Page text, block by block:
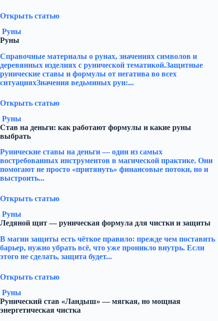
Открыть статью
Руны
Руны
Справочные материалы о рунах, значениях символов и
деревянных изделиях с рунической тематикой.Защитные
рунические ставы и формулы от негатива во всех
ситуацияхЗначения ведьминых рун:...
Открыть статью
Руны
Став на деньги: как работают формулы и какие руны
выбрать
Рунические ставы на деньги — один из самых
востребованных инструментов в магической практике. Они
помогают не просто «притянуть» финансовые потоки, но и
выстроить...
Открыть статью
Руны
Ледяной щит — руническая формула для чистки и защиты
В магии защиты есть чёткое правило: прежде чем поставить
барьер, нужно убрать всё, что уже проникло внутрь. Если
этого не сделать, защита будет...
Открыть статью
Руны
Рунический став «Ландыш» — мягкая, но мощная
энергетическая чистка